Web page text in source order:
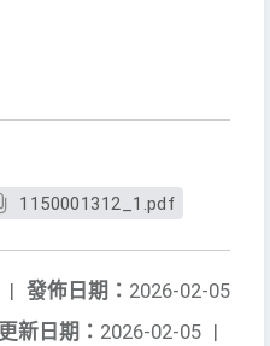
1150001312_1.pdf
發佈日期： 2026-02-05
|
新日期： 2026-02-05 |